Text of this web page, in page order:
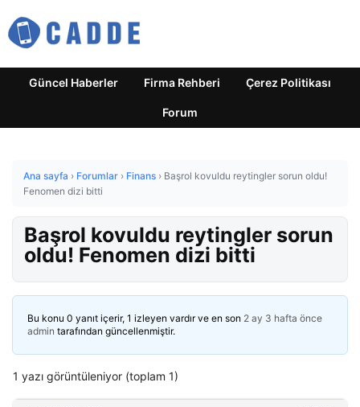
Güncel Haberler Firma Rehberi Çerez Politikası
Forum
Ana sayfa › Forumlar › Finans › Başrol kovuldu reytingler sorun oldu!
Fenomen dizi bitti
Başrol kovuldu reytingler sorun
oldu! Fenomen dizi bitti
Bu konu 0 yanıt içerir, 1 izleyen vardır ve en son 2 ay 3 hafta önce
admin tarafından güncellenmiştir.
1 yazı görüntüleniyor (toplam 1)